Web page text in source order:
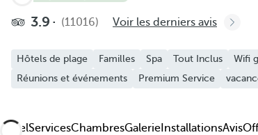
3.9 (11016) Voir les derniers avis
Hôtels de plage Familles Spa Tout Inclus Wifi
Réunions et événements
Premium Service
HôtelServicesChambresGalerie InstallationsAvis